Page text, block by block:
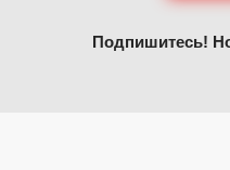
Подпишитесь!